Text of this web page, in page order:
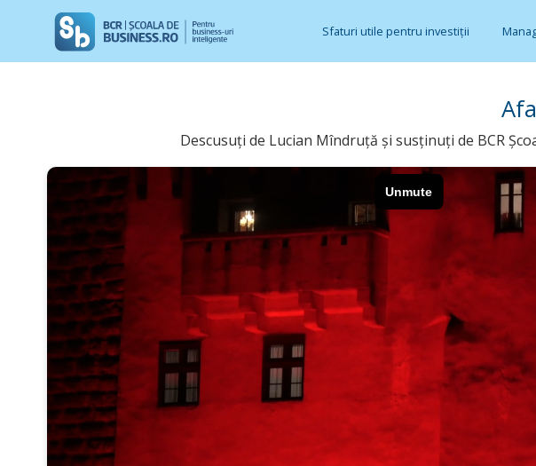
Sfaturi utile pentru investiții
Descusuți de Lucian Mîndruță și susținuți de BCR